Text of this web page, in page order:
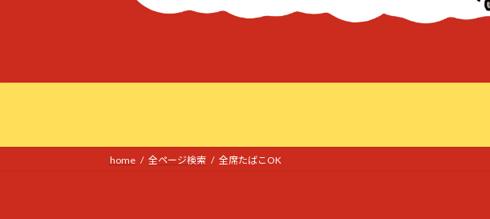
home 全ページ検索 全席たばこOK